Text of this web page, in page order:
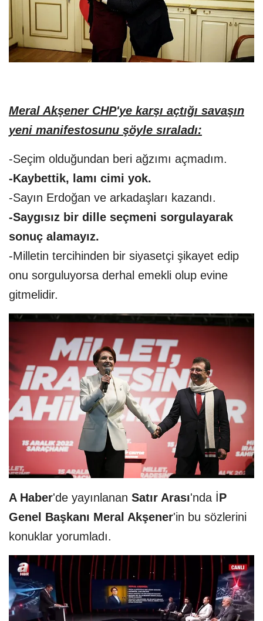
Meral Akşener CHP'ye karşı açtığı savaşın
yeni manifestosunu şöyle sıraladı:
-Seçim olduğundan beri ağzımı açmadım.
-Kaybettik, lamı cimi yok.
-Sayın Erdoğan ve arkadaşları kazandı.
-Saygısız bir dille seçmeni sorgulayarak
sonuç alamayız.
-Milletin tercihinden bir siyasetçi şikayet edip
onu sorguluyorsa derhal emekli olup evine
gitmelidir.
A Haber'de yayınlanan Satır Arası'nda İP
Genel Başkanı Meral Akşener'in bu sözlerini
konuklar yorumladı.